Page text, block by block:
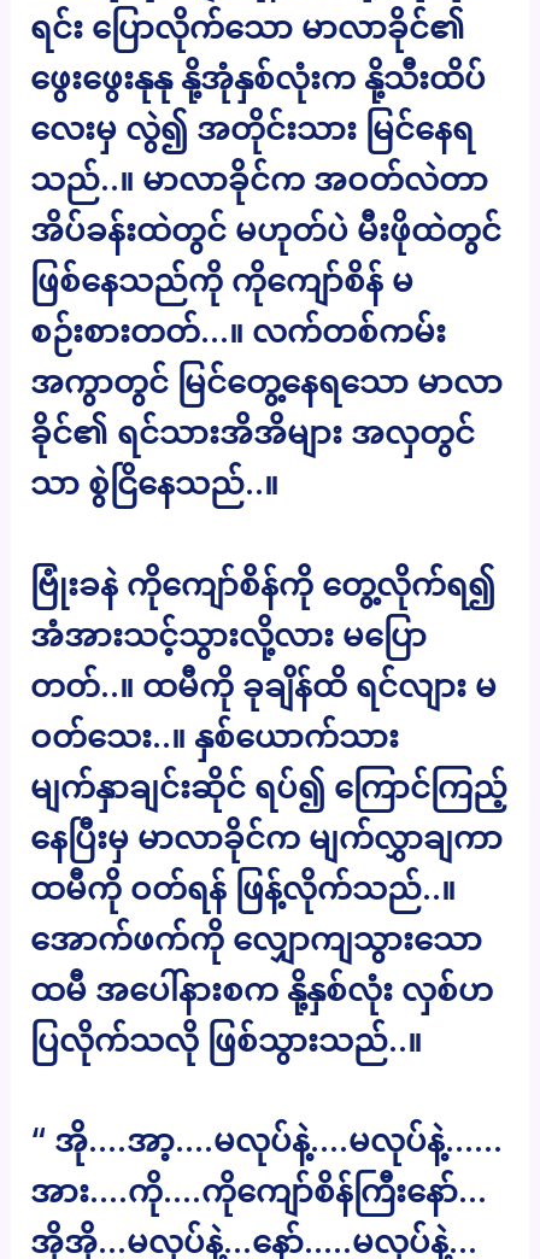
ရင်း ပြောလိုက်သော မာလာခိုင်၏
ဖွေးဖွေးနုနု နို့အုံနှစ်လုံးက နို့သီးထိပ်
လေးမှ လွဲ၍ အတိုင်းသား မြင်နေရ
သည်..။ မာလာခိုင်က အဝတ်လဲတာ
အိပ်ခန်းထဲတွင် မဟုတ်ပဲ မီးဖိုထဲတွင်
ဖြစ်နေသည်ကို ကိုကျော်စိန် မ
စဉ်းစားတတ်…။ လက်တစ်ကမ်း
အကွာတွင် မြင်တွေ့နေရသော မာလာ
ခိုင်၏ ရင်သားအိအိများ အလှတွင်
သာ စွဲငြိနေသည်..။
ဗြုံးခနဲ ကိုကျော်စိန်ကို တွေ့လိုက်ရ၍
အံအားသင့်သွားလို့လား မပြော
တတ်..။ ထမီကို ခုချိန်ထိ ရင်လျား မ
ဝတ်သေး..။ နှစ်ယောက်သား
မျက်နှာချင်းဆိုင် ရပ်၍ ကြောင်ကြည့်
နေပြီးမှ မာလာခိုင်က မျက်လွှာချကာ
ထမီကို ဝတ်ရန် ဖြန့်လိုက်သည်..။
အောက်ဖက်ကို လျှောကျသွားသော
ထမီ အပေါ်နားစက နို့နှစ်လုံး လှစ်ဟ
ပြလိုက်သလို ဖြစ်သွားသည်..။
“ အို….အာ့….မလုပ်နဲ့….မလုပ်နဲ့……
အား….ကို….ကိုကျော်စိန်ကြီးနော်…
အိုအို…မလုပ်နဲ့…နော်…..မလုပ်နဲ့…